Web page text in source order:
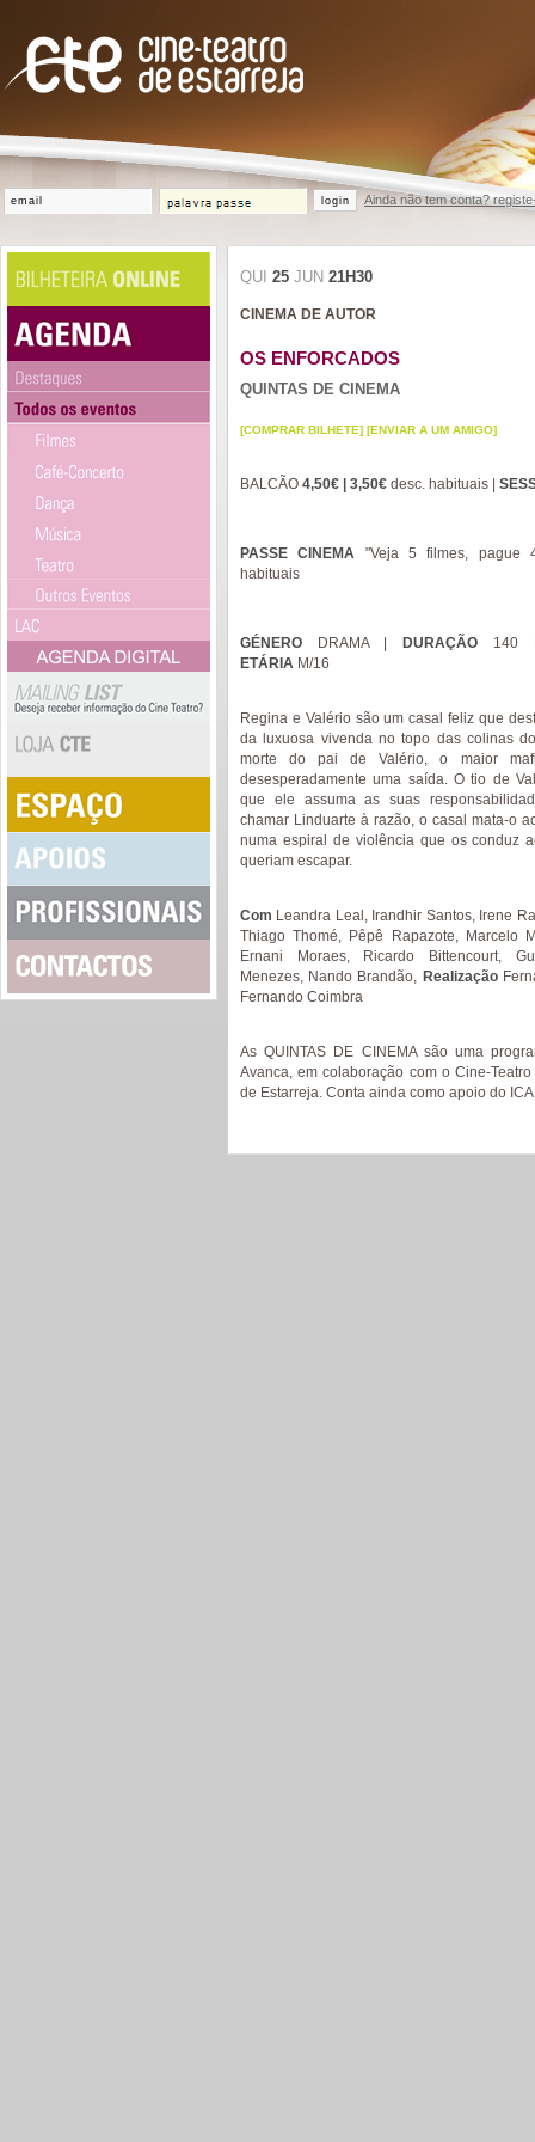
login Ainda não tem conta?
QUI 25 JUN 21H30
CINEMA DE AUTOR
OS ENFORCADOS
QUINTAS DE CINEMA
[COMPRAR BILHETE] [ENVIAR A UM AMIGO]
BALCÃO 4,50€ | 3,50€ desc. habituais |
PASSE CINEMA "Veja 5 filmes, pague
habituais
GÉNERO DRAMA | DURAÇÃO 140
ETÁRIA M/16
Regina e Valério são um casal feliz que
da luxuosa vivenda no topo das colinas
morte do pai de Valério, o maior
desesperadamente uma saída. O tio de
que ele assuma as suas
chamar Linduarte à razão, o casal mata-o
numa espiral de violência que os conduz
queriam escapar.
Com Leandra Leal, Irandhir Santos, Irene
Thiago Thomé, Pêpê Rapazote, Marcelo
Ernani Moraes, Ricardo Bittencourt,
Menezes, Nando Brandão, Realização
Fernando Coimbra
As QUINTAS DE CINEMA são uma
Avanca, em colaboração com o Cine-
de Estarreja. Conta ainda como apoio do